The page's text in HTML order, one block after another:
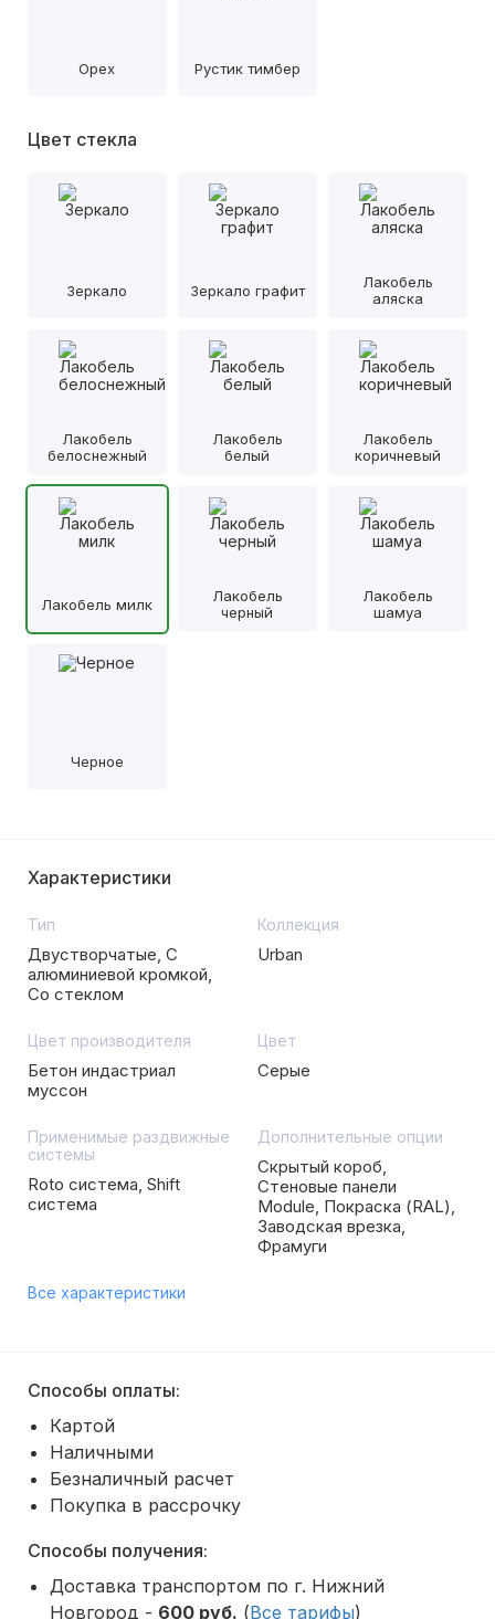
Орех Рустик тимбер
Цвет стекла
Зеркало Зеркало графит
Лакобель
аляска
Лакобель
белоснежный
Лакобель
белый
Лакобель
коричневый
Лакобель милк
Лакобель
черный
Лакобель
шамуа
Черное
Характеристики
Тип
Двустворчатые, С
алюминиевой кромкой,
Со стеклом
Коллекция
Urban
Цвет производителя
Бетон индастриал
муссон
Цвет
Серые
Применимые раздвижные
системы
Roto система, Shift
система
Дополнительные опции
Скрытый короб,
Стеновые панели
Module, Покраска (RAL),
Заводская врезка,
Фрамуги
Все характеристики
Способы оплаты:
Картой
Наличными
Безналичный расчет
Покупка в рассрочку
Способы получения:
Доставка транспортом по г. Нижний
Новгород - 600 руб. (Все тарифы)